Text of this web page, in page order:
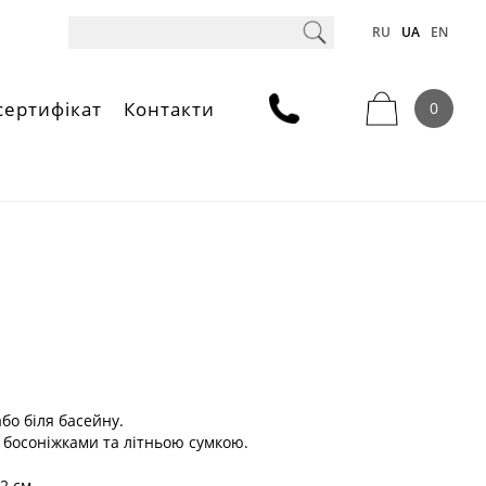
RU UA EN
Контакти 0
біля басейну.
та літньою сумкою.